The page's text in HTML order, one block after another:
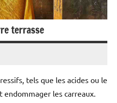
terrasse
tels que les acides ou le
les carreaux.